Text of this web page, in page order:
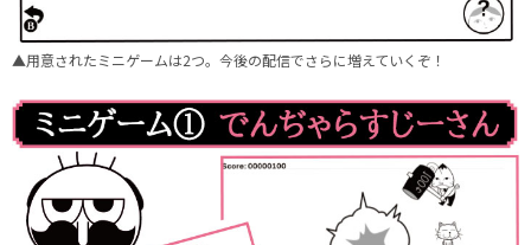
▲用意されたミニゲームは2つ。今後の配信でさらに増えていくぞ！